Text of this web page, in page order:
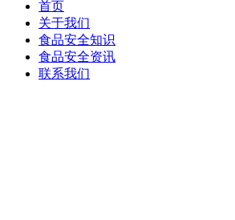
首页
关于我们
食品安全知识
食品安全资讯
联系我们